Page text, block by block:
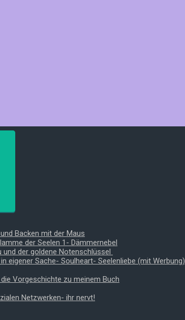
Backen mit der Maus
der Seelen 1- Dämmernebel
und der goldene Notenschlüssel
eigener Sache- Soulheart- Seelenliebe (mit Werbung)
Vorgeschichte zu meinem Buch
Netzwerken- ihr nervt!